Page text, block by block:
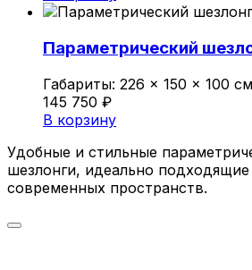
Параметрический
Габариты: 226 × 150 × 100 см
145 750 ₽
В корзину
Удобные и стильные
шезлонги, идеально подходящие
современных пространств.